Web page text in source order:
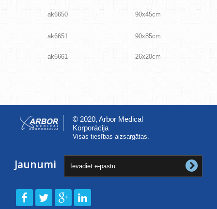
ak6650 90x45cm
ak6651 90x85cm
ak6661 26x20cm
© 2020, Arbor Medical
Korporācija
Visas tiesības aizsargātas.
Jaunumi